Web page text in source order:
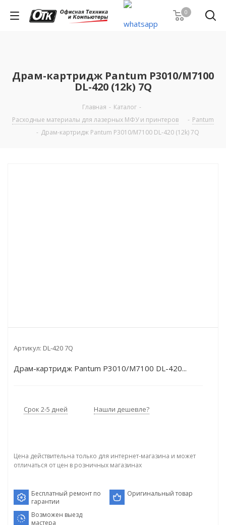
0
Драм-картридж Pantum P3010/M7100
DL-420 (12k) 7Q
Главная - Каталог -
Расходные материалы для лазерных МФУ и принтеров
- Pantum
- Драм-картридж Pantum P3010/M7100 DL-420 (12k) 7Q
Артикул: DL-420 7Q
Драм-картридж Pantum P3010/M7100 DL-420...
Срок 2-5 дней Нашли дешевле?
Цена действительна только для интернет-магазина и может
отличаться от цен в розничных магазинах
Бесплатный ремонт по
гарантии
Оригинальный товар
Возможен выезд
мастера